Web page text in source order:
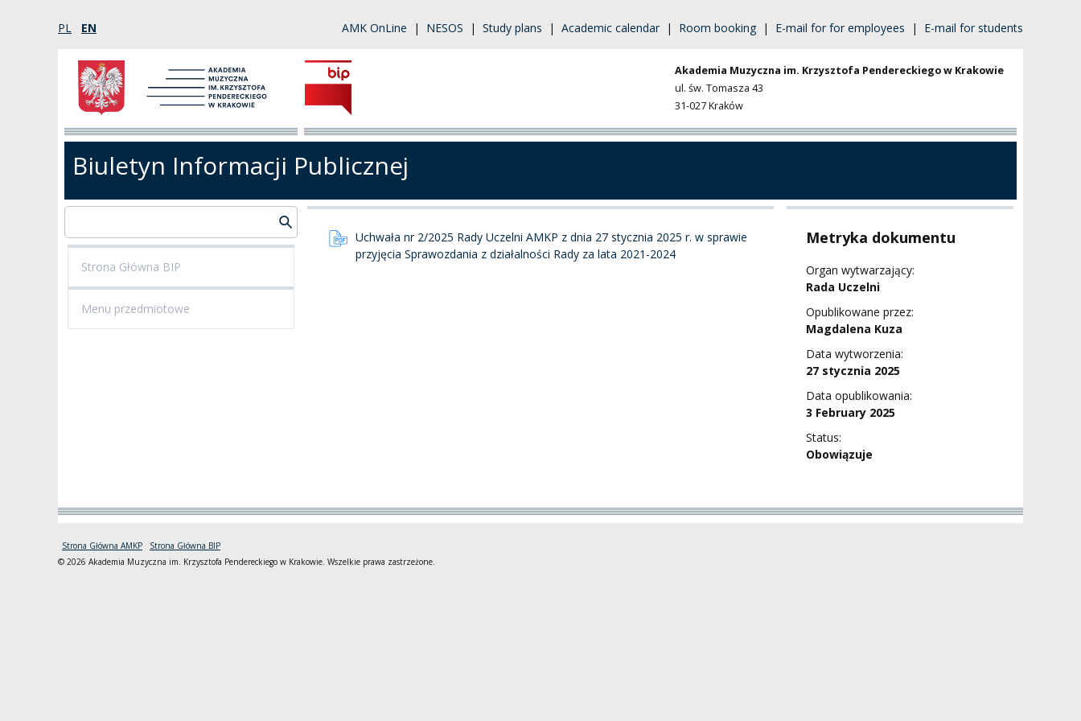
PL EN AMK OnLine | NESOS | Study plans | Academic calendar | Room booking | E-mail for for employees | E-mail for students
Akademia Muzyczna im. Krzysztofa Pendereckiego w Krakowie
ul. św. Tomasza 43
31-027 Kraków
Biuletyn Informacji Publicznej
Strona Główna BIP
Menu przedmiotowe
Metryka dokumentu
Organ wytwarzający:
Rada Uczelni
Opublikowane przez:
Magdalena Kuza
Data wytworzenia:
27 stycznia 2025
Data opublikowania:
3 February 2025
Status:
Obowiązuje
Uchwała nr 2/2025 Rady Uczelni AMKP z dnia 27 stycznia 2025 r. w sprawie
przyjęcia Sprawozdania z działalności Rady za lata 2021-2024
Strona Główna AMKP
Strona Główna BIP
© 2026 Akademia Muzyczna im. Krzysztofa Pendereckiego w Krakowie. Wszelkie prawa zastrzeżone.